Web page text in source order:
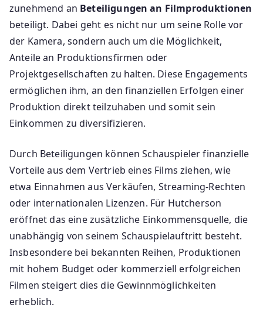
zunehmend an Beteiligungen an Filmproduktionen
beteiligt. Dabei geht es nicht nur um seine Rolle vor
der Kamera, sondern auch um die Möglichkeit,
Anteile an Produktionsfirmen oder
Projektgesellschaften zu halten. Diese Engagements
ermöglichen ihm, an den finanziellen Erfolgen einer
Produktion direkt teilzuhaben und somit sein
Einkommen zu diversifizieren.
Durch Beteiligungen können Schauspieler finanzielle
Vorteile aus dem Vertrieb eines Films ziehen, wie
etwa Einnahmen aus Verkäufen, Streaming-Rechten
oder internationalen Lizenzen. Für Hutcherson
eröffnet das eine zusätzliche Einkommensquelle, die
unabhängig von seinem Schauspielauftritt besteht.
Insbesondere bei bekannten Reihen, Produktionen
mit hohem Budget oder kommerziell erfolgreichen
Filmen steigert dies die Gewinnmöglichkeiten
erheblich.